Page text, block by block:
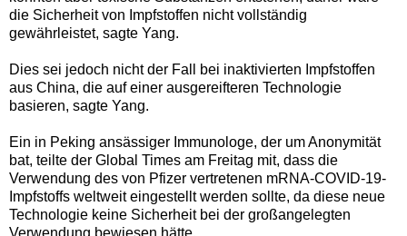
die Sicherheit von Impfstoffen nicht vollständig
gewährleistet, sagte Yang.
Dies sei jedoch nicht der Fall bei inaktivierten Impfstoffen
aus China, die auf einer ausgereifteren Technologie
basieren, sagte Yang.
Ein in Peking ansässiger Immunologe, der um Anonymität
bat, teilte der Global Times am Freitag mit, dass die
Verwendung des von Pfizer vertretenen mRNA-COVID-19-
Impfstoffs weltweit eingestellt werden sollte, da diese neue
Technologie keine Sicherheit bei der großangelegten
Verwendung bewiesen hätte.